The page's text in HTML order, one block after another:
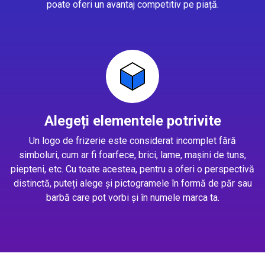
poate oferi un avantaj competitiv pe piață.
Alegeți elementele potrivite
Un logo de frizerie este considerat incomplet fără
simboluri, cum ar fi foarfece, brici, lame, mașini de tuns,
piepteni, etc. Cu toate acestea, pentru a oferi o perspectivă
distinctă, puteți alege și pictogramele în formă de păr sau
barbă care pot vorbi și în numele marca ta.